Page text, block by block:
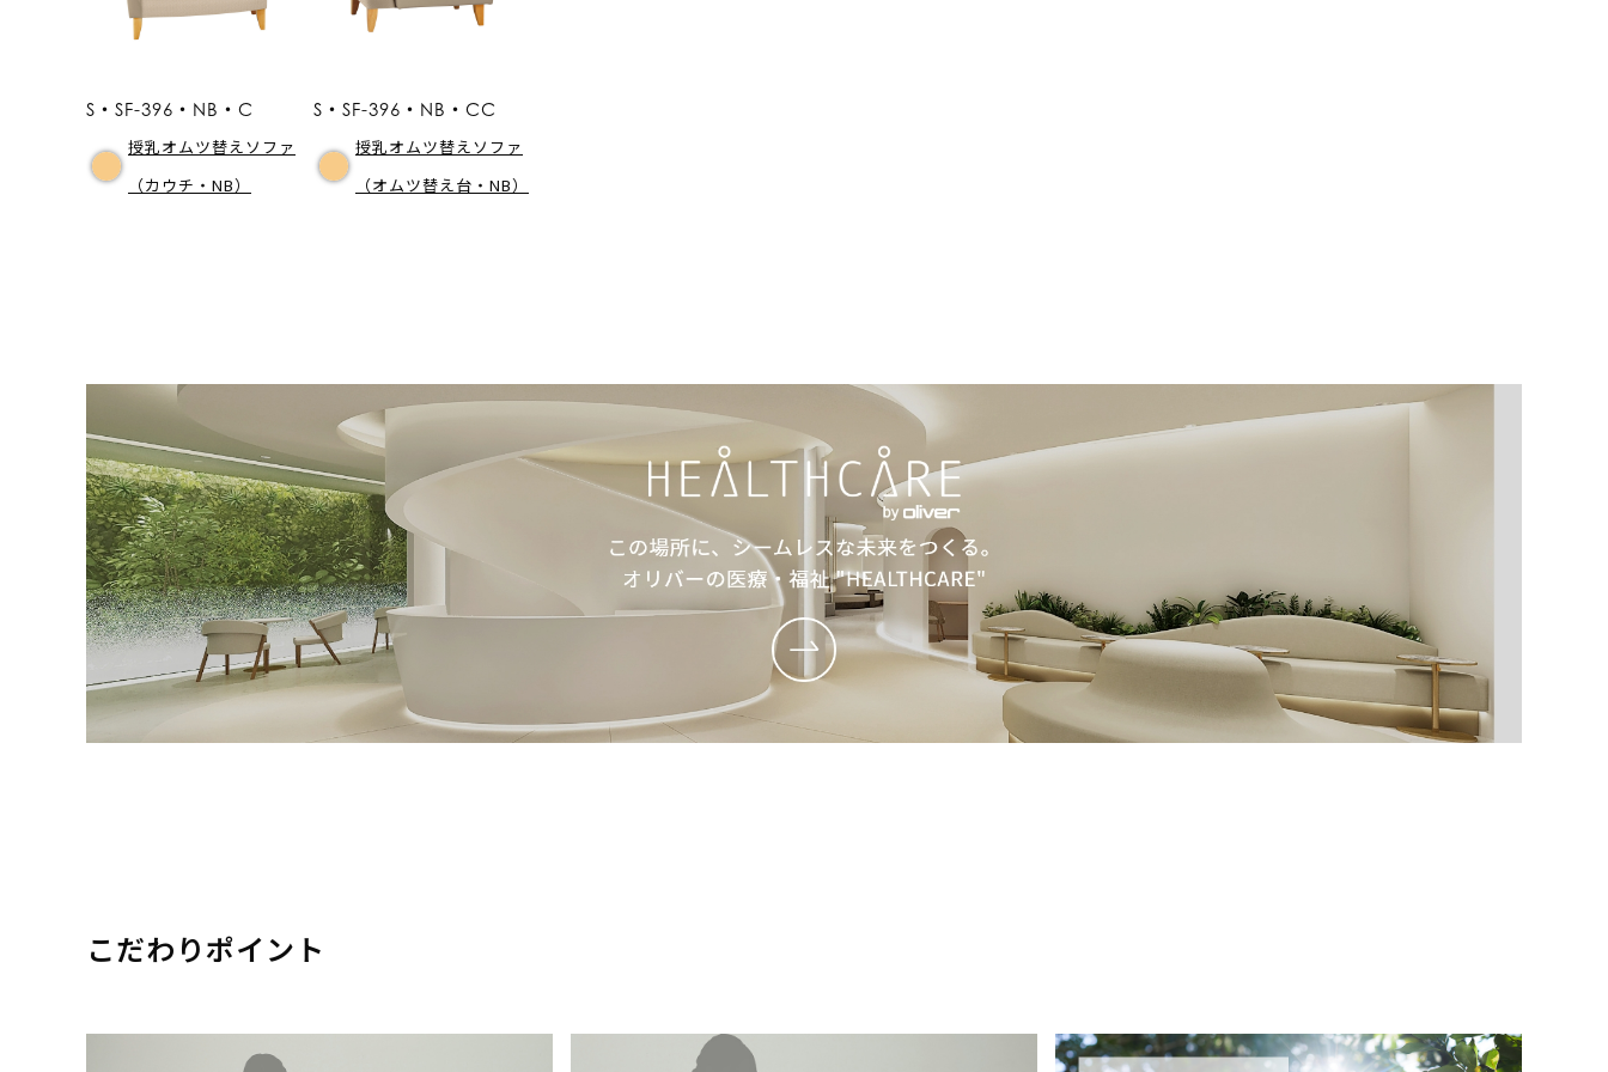
S・SF-396・NB・C
授乳オムツ替えソファ
（カウチ・NB）
S・SF-396・NB・CC
授乳オムツ替えソファ
（オムツ替え台・NB）
こだわりポイント